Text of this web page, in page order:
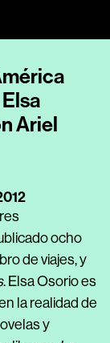
Ariel
ocho
de viajes, y
. Elsa Osorio es
la realidad de
y